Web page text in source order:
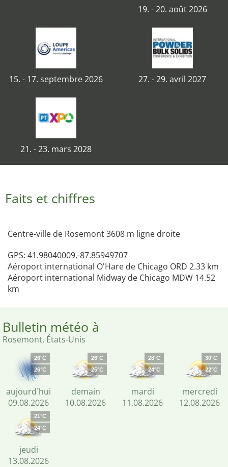
19. - 20. août 2026
15. - 17. septembre 2026 27. - 29. avril 2027
21. - 23. mars 2028
Faits et chiffres
Centre-ville de Rosemont 3608 m ligne droite
GPS: 41.98040009,-87.85949707
Aéroport international O'Hare de Chicago ORD 2.33 km
Aéroport international Midway de Chicago MDW 14.52
km
Bulletin météo à
Rosemont, États-Unis
26°C
26°C
aujourd´hui
09.08.2026
26°C
25°C
demain
10.08.2026
28°C
24°C
mardi
11.08.2026
30°C
22°C
mercredi
12.08.2026
21°C
24°C
jeudi
13.08.2026